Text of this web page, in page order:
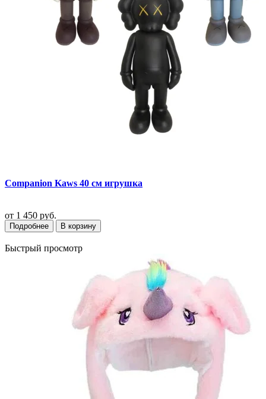
Companion Kaws 40 см игрушка
от 1 450 руб.
Подробнее В корзину
Быстрый просмотр